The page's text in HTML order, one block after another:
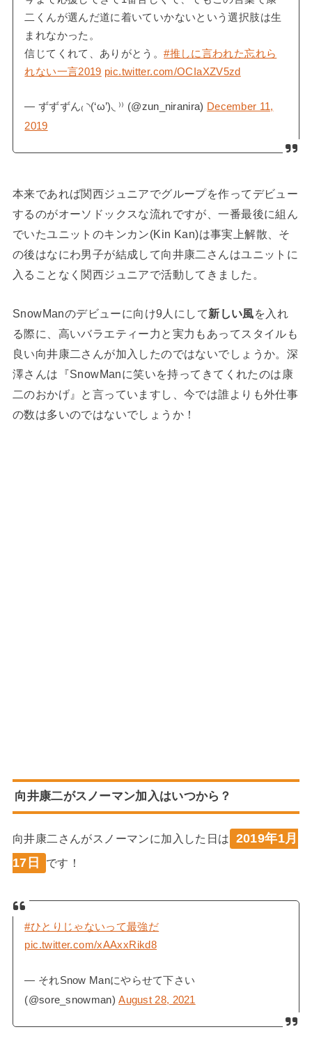
二くんが選んだ道に着いていかないという選択肢は生
まれなかった。
信じてくれて、ありがとう。#推しに言われた忘れら
れない一言2019 pic.twitter.com/OCIaXZV5zd
— ずずずん₍ ◝(‘ω’)◟ ⁾⁾ (@zun_niranira) December 11,
2019
本来であれば関西ジュニアでグループを作ってデビュー
するのがオーソドックスな流れですが、一番最後に組ん
でいたユニットのキンカン(Kin Kan)は事実上解散、そ
の後はなにわ男子が結成して向井康二さんはユニットに
入ることなく関西ジュニアで活動してきました。
SnowManのデビューに向け9人にして新しい風を入れ
る際に、高いバラエティー力と実力もあってスタイルも
良い向井康二さんが加入したのではないでしょうか。深
澤さんは『SnowManに笑いを持ってきてくれたのは康
二のおかげ』と言っていますし、今では誰よりも外仕事
の数は多いのではないでしょうか！
向井康二がスノーマン加入はいつから？
向井康二さんがスノーマンに加入した日は
2019年1月
17日
です！
#ひとりじゃないって最強だ
pic.twitter.com/xAAxxRikd8
— それSnow Manにやらせて下さい
(@sore_snowman)August 28, 2021